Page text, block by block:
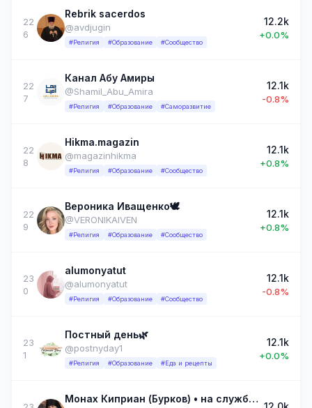
22
6
Rebrik sacerdos
@avdjugin
#Религия #Образование #Сообщество
12.2k
+0.0%
22
7
Канал Абу Амиры
@Shamil_Abu_Amira
#Религия #Образование #Саморазвитие
12.1k
-0.8%
22
8
Hikma.magazin
@magazinhikma
#Религия #Образование #Сообщество
12.1k
+0.8%
22
9
Вероника Иващенко🕊️
@VERONIKAIVEN
#Религия #Образование #Сообщество
12.1k
+0.8%
23
0
alumonyatut
@alumonyatut
#Религия #Образование #Сообщество
12.1k
-0.8%
23
1
Постный день🌿
@postnyday1
#Религия #Образование #Еда и рецепты
12.1k
+0.0%
Монах Киприан (Бурков) • на службе Отечеству, людям и Богу